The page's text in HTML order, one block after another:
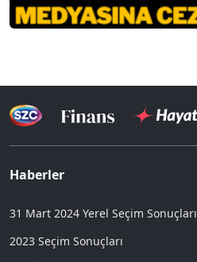
Haberler
31 Mart 2024 Yerel Seçim Sonuçları
2023 Seçim Sonuçları